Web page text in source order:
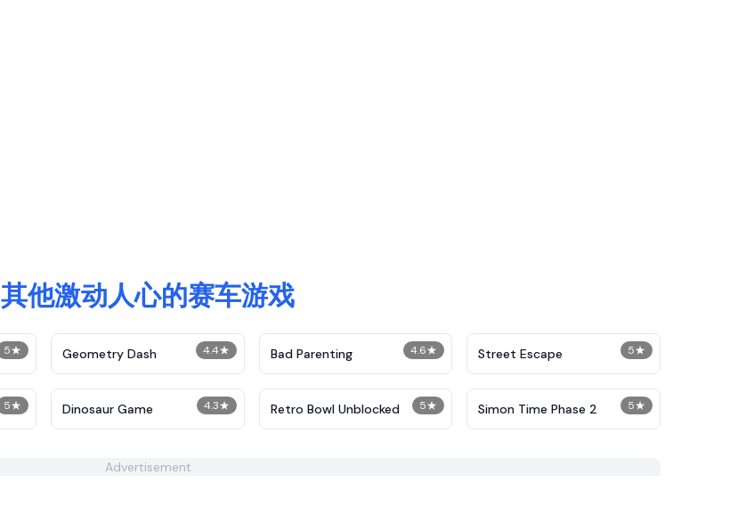
其他激动人心的赛车游戏
5★ 4.4★
Geometry Dash 4.6★
Bad Parenting 5★
Street Escape
5★ 4.3★
Dinosaur Game 5★
Retro Bowl Unblocked 5★
Simon Time Phase 2
Advertisement